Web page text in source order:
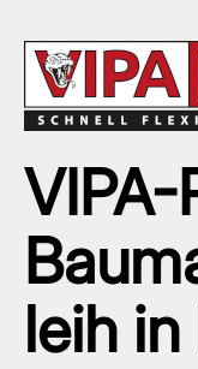
VIPA-
leih